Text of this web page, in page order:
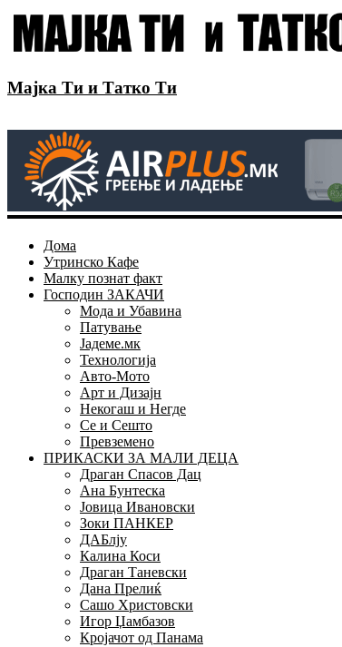
Мајка Ти и Татко Ти
Дома
Утринско Кафе
Малку познат факт
Господин ЗАКАЧИ
Мода и Убавина
Патување
Јадеме.мк
Технологија
Авто-Мото
Арт и Дизајн
Некогаш и Негде
Се и Сешто
Превземено
ПРИКАСКИ ЗА МАЛИ ДЕЦА
Драган Спасов Дац
Ана Бунтеска
Јовица Ивановски
Зоки ПАНКЕР
ДАБлју
Калина Коси
Драган Таневски
Дана Прелиќ
Сашо Христовски
Игор Џамбазов
Кројачот од Панама